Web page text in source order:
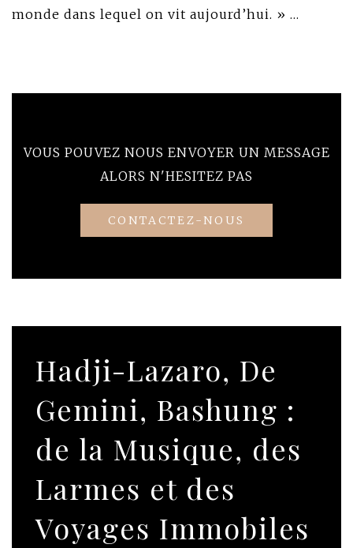
monde dans lequel on vit aujourd’hui. » …
VOUS POUVEZ NOUS ENVOYER UN MESSAGE
ALORS N'HESITEZ PAS
CONTACTEZ-NOUS
Hadji-Lazaro, De
Gemini, Bashung :
de la Musique, des
Larmes et des
Voyages Immobiles